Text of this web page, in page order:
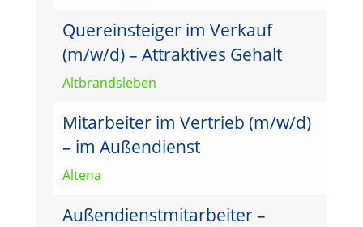
Quereinsteiger im Verkauf
(m/w/d) – Attraktives Gehalt
Altbrandsleben
Mitarbeiter im Vertrieb (m/w/d)
– im Außendienst
Altena
Außendienstmitarbeiter –